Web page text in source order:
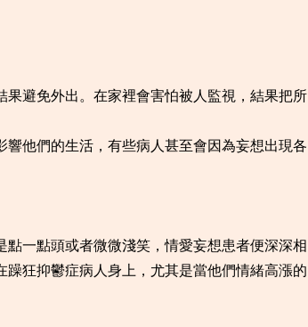
避免外出。在家裡會害怕被人監視，結果把所
他們的生活，有些病人甚至會因為妄想出現各
一點頭或者微微淺笑，情愛妄想患者便深深相
狂抑鬱症病人身上，尤其是當他們情緒高漲的